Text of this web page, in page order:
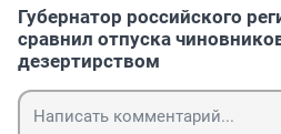
Губернатор российского
сравнил отпуска
дезертирством